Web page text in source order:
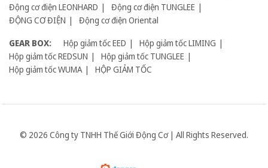
Động cơ điện LEONHARD
Động cơ điện TUNGLEE
ĐỘNG CƠ ĐIỆN
Động cơ điện Oriental
GEAR BOX:
Hộp giảm tốc EED
Hộp giảm tốc LIMING
Hộp giảm tốc REDSUN
Hộp giảm tốc TUNGLEE
Hộp giảm tốc WUMA
HỘP GIẢM TỐC
© 2026 Công ty TNHH Thế Giới Động Cơ | All Rights Reserved.